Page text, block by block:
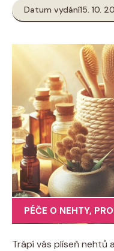
Datum vydání15. 10.
PÉČE O NEHTY,
Trápí vás plíseň nehtů